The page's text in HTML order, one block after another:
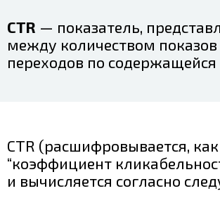
CTR — показатель,
между количеством
переходов по
CTR (расшифровывается,
“коэффициент
и вычисляется согласно